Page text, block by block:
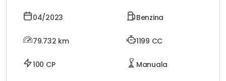
04/2023 Benzina
79.732 km 1199 CC
100 CP Manuala